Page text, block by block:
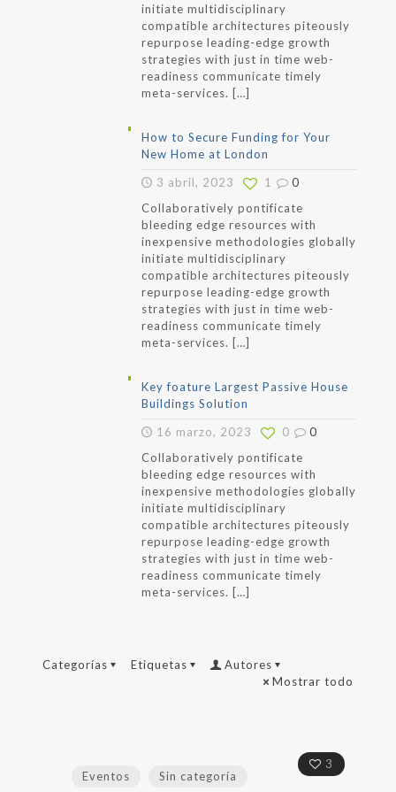
initiate multidisciplinary
compatible architectures piteously
repurpose leading-edge growth
strategies with just in time web-
readiness communicate timely
meta-services. […]
How to Secure Funding for Your
New Home at London
3 abril, 2023
0
1
Collaboratively pontificate
bleeding edge resources with
inexpensive methodologies globally
initiate multidisciplinary
compatible architectures piteously
repurpose leading-edge growth
strategies with just in time web-
readiness communicate timely
meta-services. […]
Key foature Largest Passive House
Buildings Solution
16 marzo, 2023
0
0
Collaboratively pontificate
bleeding edge resources with
inexpensive methodologies globally
initiate multidisciplinary
compatible architectures piteously
repurpose leading-edge growth
strategies with just in time web-
readiness communicate timely
meta-services. […]
Categorías Etiquetas
Autores
Mostrar todo
3
Eventos
Sin categoría